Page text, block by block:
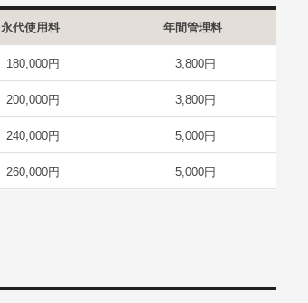
永代使用料 年間管理料
180,000円 3,800円
200,000円 3,800円
240,000円 5,000円
260,000円 5,000円